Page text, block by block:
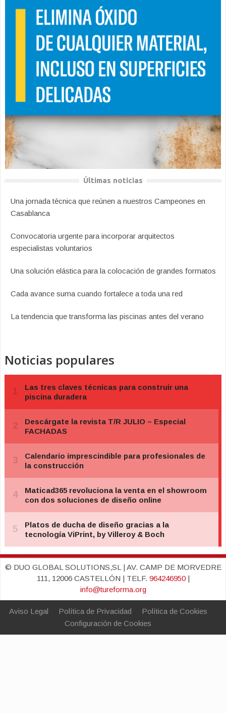
Últimas noticias
Una jornada técnica que reúnen a nuestros Campeones en
Casablanca
Convocatoria urgente para incorporar arquitectos
especialistas voluntarios
Una solución elástica para la colocación de grandes formatos
Cada avance suma cuando fortalece a toda una red
La tendencia que transforma las piscinas antes del verano
Noticias populares
© DUO GLOBAL SOLUTIONS,SL | AV. CAMP DE MORVEDRE
111, 12006 CASTELLÓN | TELF. 964246950|
info@tureforma.org
Aviso Legal Política de Privacidad
Política de Cookies
Configuración de Cookies